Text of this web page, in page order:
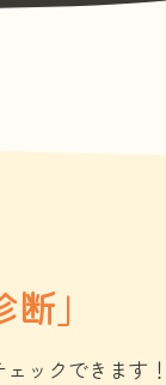
」
ックできます！